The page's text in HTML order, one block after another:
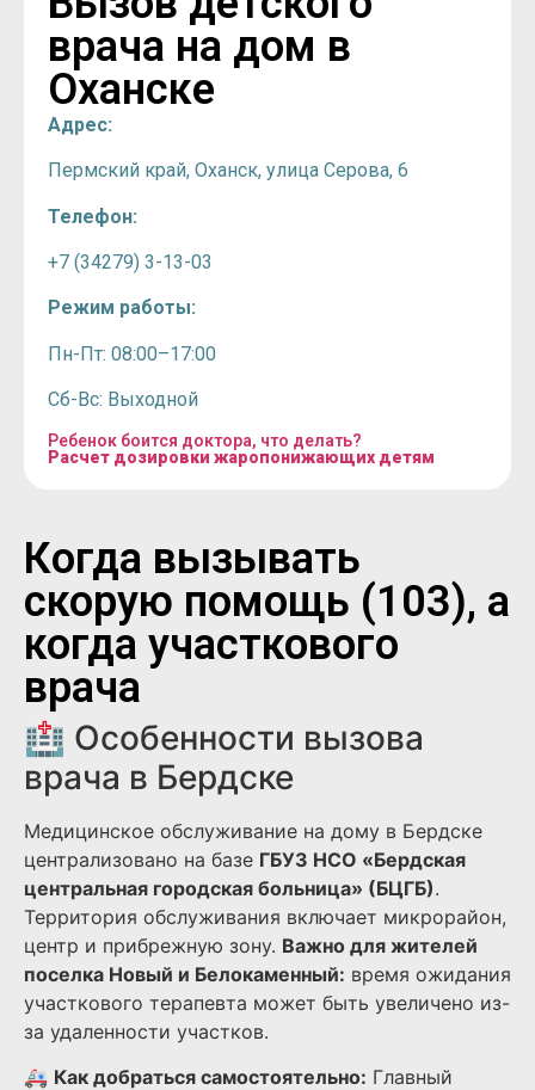
врача на дом в
Оханске
Адрес:
Пермский край, Оханск, улица Серова, 6
Телефон:
+7 (34279) 3-13-03
Режим работы:
Пн-Пт: 08:00–17:00
Сб-Вс: Выходной
Ребенок боится доктора, что делать?
Расчет дозировки жаропонижающих детям
Когда вызывать
скорую помощь (103), а
когда участкового
врача
🏥 Особенности вызова
врача в Бердске
Медицинское обслуживание на дому в Бердске
централизовано на базе ГБУЗ НСО «Бердская
центральная городская больница» (БЦГБ).
Территория обслуживания включает микрорайон,
центр и прибрежную зону. Важно для жителей
поселка Новый и Белокаменный: время ожидания
участкового терапевта может быть увеличено из-
за удаленности участков.
🚑 Как добраться самостоятельно: Главный